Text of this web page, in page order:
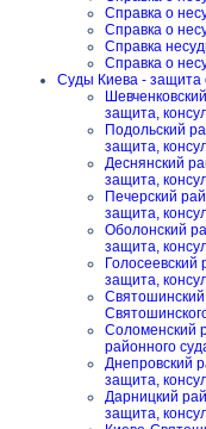
Справка о
Справка о
Справка
Справка о
Суды Киева - защита
защита,
Подольский
защита,
Деснянский
защита,
Печерский
защита,
Оболонский
защита,
защита,
Соломенский
районного
Днепровский
защита,
Дарницкий
защита,